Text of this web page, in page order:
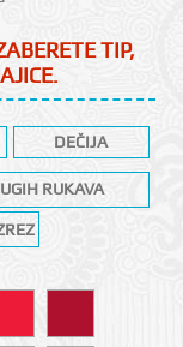
TIP,
DEČIJA
RUKAVA